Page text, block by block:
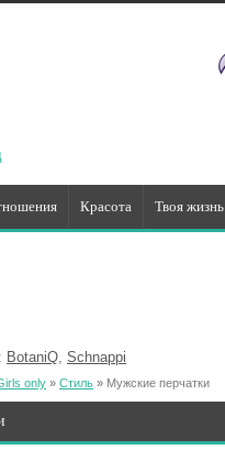
Красота Твоя жизнь
BotaniQ, Schnappi
only » Стиль » Мужские перчатки